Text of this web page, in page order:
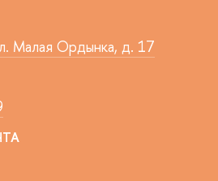
Малая Ордынка, д. 17